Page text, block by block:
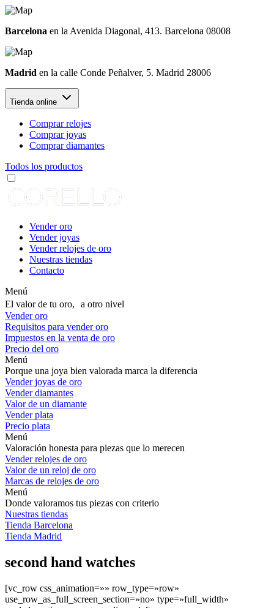
Barcelona en la Avenida Diagonal, 413. Barcelona 08008
Madrid en la calle Conde Peñalver, 5. Madrid 28006
Tienda online
Comprar relojes
Comprar joyas
Comprar diamantes
Todos los productos
Vender oro
Vender joyas
Vender relojes de oro
Nuestras tiendas
Contacto
Menú
El valor de tu oro, a otro nivel
Vender oro
Requisitos para vender oro
Impuestos en la venta de oro
Precio del oro
Menú
Porque una joya bien valorada marca la diferencia
Vender joyas de oro
Vender diamantes
Valor de un diamante
Vender plata
Precio plata
Menú
Valoración honesta para piezas que lo merecen
Vender relojes de oro
Valor de un reloj de oro
Marcas de relojes de oro
Menú
Donde valoramos tus piezas con criterio
Nuestras tiendas
Tienda Barcelona
Tienda Madrid
second hand watches
[vc_row css_animation=»» row_type=»row»
use_row_as_full_screen_section=»no» type=»full_width»